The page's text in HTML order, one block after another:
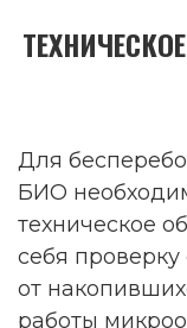
Для
БИО
техническое
себя проверку
от
работы